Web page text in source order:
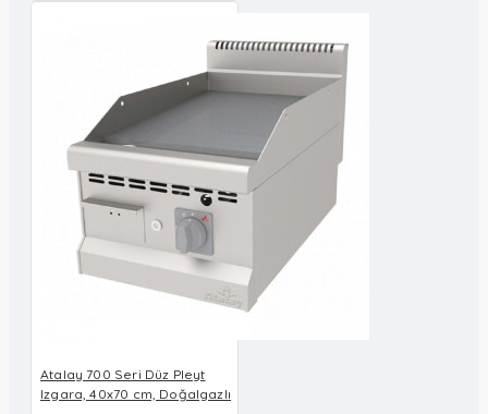
Atalay 700 Seri Düz Pleyt
Izgara, 40x70 cm, Doğalgazlı